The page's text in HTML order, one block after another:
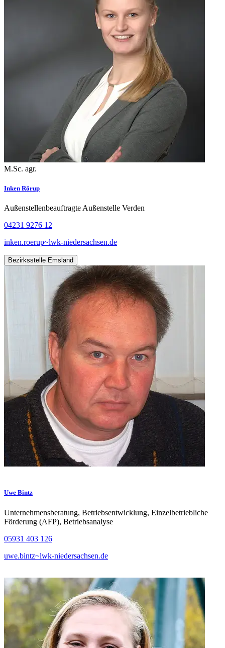
M.Sc. agr.
Inken Rörup
Außenstellenbeauftragte Außenstelle Verden
04231 9276 12
inken.roerup~lwk-niedersachsen.de
Bezirksstelle Emsland
Uwe Bintz
Unternehmensberatung, Betriebsentwicklung, Einzelbetriebliche
Förderung (AFP), Betriebsanalyse
05931 403 126
uwe.bintz~lwk-niedersachsen.de